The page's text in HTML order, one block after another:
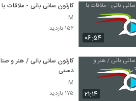
۰۶:۵۴
کارتون سانی بانی - ملاقات با
M
۱۵۲ بازدید
۲۱:۱۴
کارتون سانی بانی / هنر و
دستی
M
۱۷۵ بازدید